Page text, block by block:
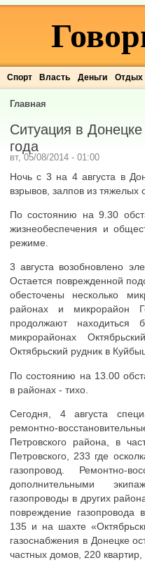
Спорт Власть Деньги Отдых
Главная
Ситуация в Донецке
года
вт, 05/08/2014 - 01:00
Ночь с 3 на 4 августа в
взрывов, залпов из тяжелых
По состоянию на 9.30
жизнеобеспечения и
режиме.
3 августа возобновлено
Остается поврежденной
обесточены несколько
районах и микрорайон
продолжают находиться
микрорайонах
Октябрьский рудник в
По состоянию на 13.00
в районах - тихо.
Сегодня, 4 августа
ремонтно-
Петровского района, в
Петровского, 233 где
газопровод. Ремонтно-
дополнительными
газопроводы в других
повреждение газопровода
135 и на шахте
газоснабжения в Донецке
частных домов, 220